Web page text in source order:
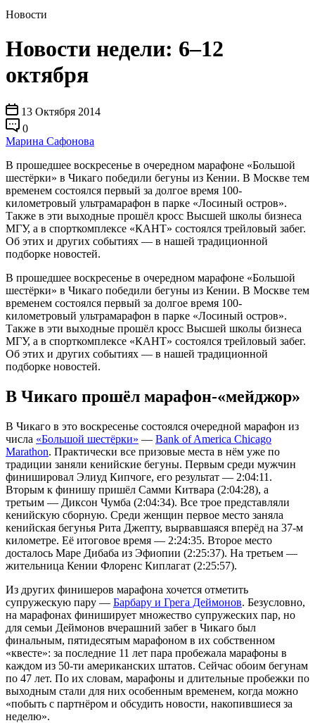
Новости
Новости недели: 6–12
октября
13 Октября 2014
0
Марина Сафонова
В прошедшее воскресенье в очередном марафоне «Большой
шестёрки» в Чикаго победили бегуны из Кении. В Москве тем
временем состоялся первый за долгое время 100-
километровый ультрамарафон в парке «Лосиный остров».
Также в эти выходные прошёл кросс Высшей школы бизнеса
МГУ, а в спорткомплексе «КАНТ» состоялся трейловый забег.
Об этих и других событиях — в нашей традиционной
подборке новостей.
В прошедшее воскресенье в очередном марафоне «Большой
шестёрки» в Чикаго победили бегуны из Кении. В Москве тем
временем состоялся первый за долгое время 100-
километровый ультрамарафон в парке «Лосиный остров».
Также в эти выходные прошёл кросс Высшей школы бизнеса
МГУ, а в спорткомплексе «КАНТ» состоялся трейловый забег.
Об этих и других событиях — в нашей традиционной
подборке новостей.
В Чикаго прошёл марафон-«мейджор»
В Чикаго в это воскресенье состоялся очередной марафон из
числа «Большой шестёрки» — Bank of America Chicago
Marathon. Практически все призовые места в нём уже по
традиции заняли кенийские бегуны. Первым среди мужчин
финишировал Элиуд Кипчоге, его результат — 2:04:11.
Вторым к финишу пришёл Самми Китвара (2:04:28), а
третьим — Диксон Чумба (2:04:34). Все трое представляли
кенийскую сборную. Среди женщин первое место заняла
кенийская бегунья Рита Джепту, вырвавшаяся вперёд на 37-м
километре. Её итоговое время — 2:24:35. Второе место
досталось Маре Дибаба из Эфиопии (2:25:37). На третьем —
жительница Кении Флоренс Киплагат (2:25:57).
Из других финишеров марафона хочется отметить
супружескую пару — Барбару и Грега Деймонов. Безусловно,
на марафонах финиширует множество супружеских пар, но
для семьи Деймонов вчерашний забег в Чикаго был
финальным, пятидесятым марафоном в их собственном
«квесте»: за последние 11 лет пара пробежала марафоны в
каждом из 50-ти американских штатов. Сейчас обоим бегунам
по 47 лет. По их словам, марафоны и длительные пробежки по
выходным стали для них особенным временем, когда можно
«побыть с партнёром и обсудить новости, накопившиеся за
неделю».